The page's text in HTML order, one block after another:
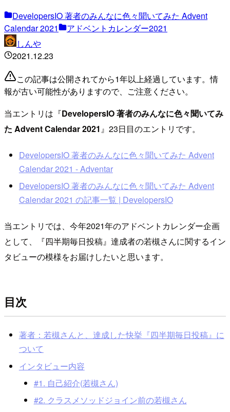
DevelopersIO 著者のみんなに色々聞いてみた Advent
Calendar 2021
アドベントカレンダー2021
しんや
2021.12.23
この記事は公開されてから1年以上経過しています。情
報が古い可能性がありますので、ご注意ください。
当エントリは『DevelopersIO 著者のみんなに色々聞いてみ
た Advent Calendar 2021 』23日目のエントリです。
DevelopersIO 著者のみんなに色々聞いてみた Advent
Calendar 2021 - Adventar
DevelopersIO 著者のみんなに色々聞いてみた Advent
Calendar 2021 の記事一覧 | DevelopersIO
当エントリでは、今年2021年のアドベントカレンダー企画
として、『四半期毎日投稿』達成者の若槻さんに関するイン
タビューの模様をお届けしたいと思います。
目次
著者：若槻さんと、達成した快挙『四半期毎日投稿』に
ついて
インタビュー内容
#1. 自己紹介(若槻さん)
#2. クラスメソッドジョイン前の若槻さん